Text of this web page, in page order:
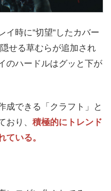
イ時に”切望”したカバー
せる草むらが追加され
のハードルはグッと下が
成できる「クラフト」と
おり、 積極的にトレンド
ている。